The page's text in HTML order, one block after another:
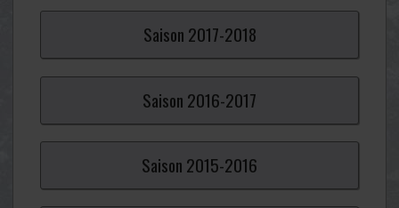
Saison 2017-2018
Saison 2016-2017
Saison 2015-2016